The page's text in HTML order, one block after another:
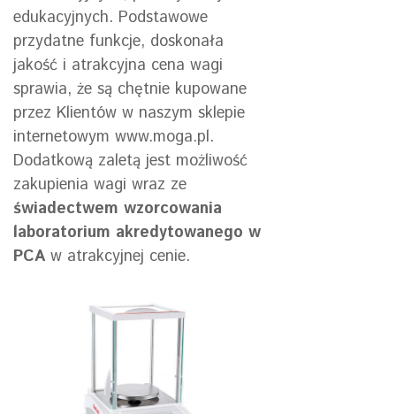
edukacyjnych. Podstawowe
przydatne funkcje, doskonała
jakość i atrakcyjna cena wagi
sprawia, że są chętnie kupowane
przez Klientów w naszym sklepie
internetowym www.moga.pl.
Dodatkową zaletą jest możliwość
zakupienia wagi wraz ze
świadectwem wzorcowania
laboratorium akredytowanego w
PCA w atrakcyjnej cenie.